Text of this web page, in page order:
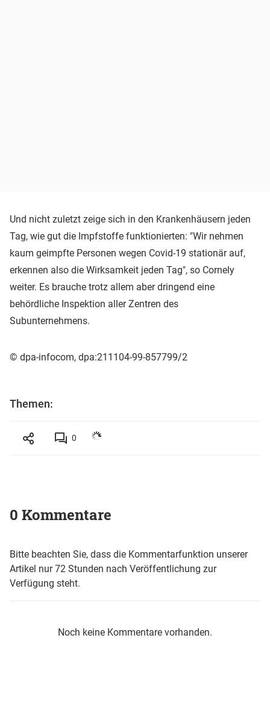
Und nicht zuletzt zeige sich in den Krankenhäusern jeden
Tag, wie gut die Impfstoffe funktionierten: "Wir nehmen
kaum geimpfte Personen wegen Covid-19 stationär auf,
erkennen also die Wirksamkeit jeden Tag", so Cornely
weiter. Es brauche trotz allem aber dringend eine
behördliche Inspektion aller Zentren des
Subunternehmens.
© dpa-infocom, dpa:211104-99-857799/2
Themen:
0
0 Kommentare
Bitte beachten Sie, dass die Kommentarfunktion unserer
Artikel nur 72 Stunden nach Veröffentlichung zur
Verfügung steht.
Noch keine Kommentare vorhanden.